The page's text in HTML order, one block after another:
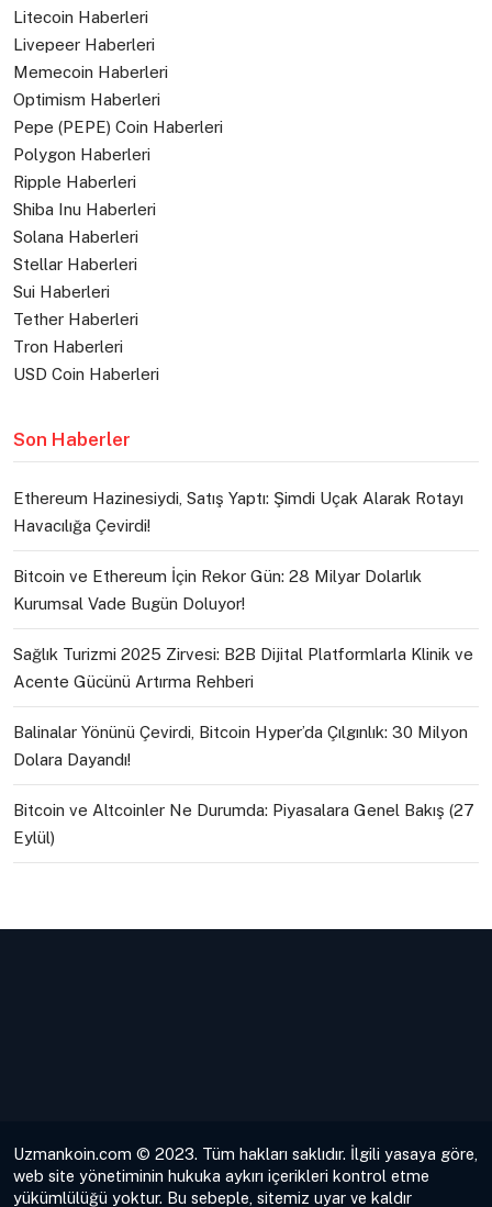
Litecoin Haberleri
Livepeer Haberleri
Memecoin Haberleri
Optimism Haberleri
Pepe (PEPE) Coin Haberleri
Polygon Haberleri
Ripple Haberleri
Shiba Inu Haberleri
Solana Haberleri
Stellar Haberleri
Sui Haberleri
Tether Haberleri
Tron Haberleri
USD Coin Haberleri
Son Haberler
Ethereum Hazinesiydi, Satış Yaptı: Şimdi Uçak Alarak Rotayı
Havacılığa Çevirdi!
Bitcoin ve Ethereum İçin Rekor Gün: 28 Milyar Dolarlık
Kurumsal Vade Bugün Doluyor!
Sağlık Turizmi 2025 Zirvesi: B2B Dijital Platformlarla Klinik ve
Acente Gücünü Artırma Rehberi
Balinalar Yönünü Çevirdi, Bitcoin Hyper’da Çılgınlık: 30 Milyon
Dolara Dayandı!
Bitcoin ve Altcoinler Ne Durumda: Piyasalara Genel Bakış (27
Eylül)
Uzmankoin.com © 2023. Tüm hakları saklıdır. İlgili yasaya göre,
web site yönetiminin hukuka aykırı içerikleri kontrol etme
yükümlülüğü yoktur. Bu sebeple, sitemiz uyar ve kaldır